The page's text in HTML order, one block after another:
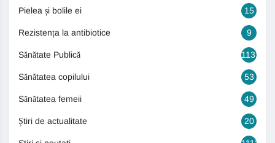
Pielea și bolile ei 15
Rezistența la antibiotice 9
Sănătate Publică 1131
Sănătatea copilului 53
Sănătatea femeii 49
Știri de actualitate 20